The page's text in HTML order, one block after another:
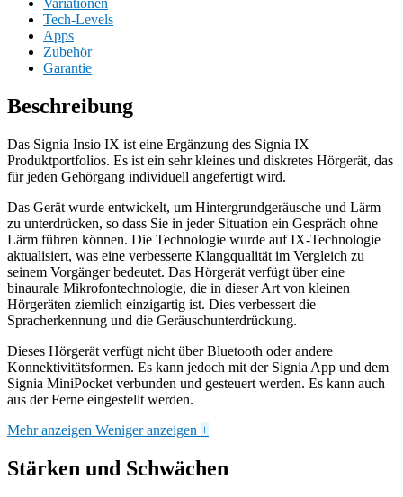
Tech-Levels
Apps
Zubehör
Garantie
Beschreibung
Das Signia Insio IX ist eine Ergänzung des Signia IX
Produktportfolios. Es ist ein sehr kleines und diskretes Hörgerät, das
für jeden Gehörgang individuell angefertigt wird.
Das Gerät wurde entwickelt, um Hintergrundgeräusche und Lärm
zu unterdrücken, so dass Sie in jeder Situation ein Gespräch ohne
Lärm führen können. Die Technologie wurde auf IX-Technologie
aktualisiert, was eine verbesserte Klangqualität im Vergleich zu
seinem Vorgänger bedeutet. Das Hörgerät verfügt über eine
binaurale Mikrofontechnologie, die in dieser Art von kleinen
Hörgeräten ziemlich einzigartig ist. Dies verbessert die
Spracherkennung und die Geräuschunterdrückung.
Dieses Hörgerät verfügt nicht über Bluetooth oder andere
Konnektivitätsformen. Es kann jedoch mit der Signia App und dem
Signia MiniPocket verbunden und gesteuert werden. Es kann auch
aus der Ferne eingestellt werden.
Mehr anzeigen Weniger anzeigen +
Stärken und Schwächen